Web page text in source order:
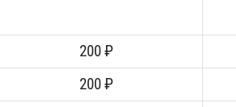
200 ₽
200 ₽